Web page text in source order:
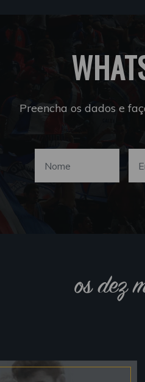
Preencha os dados e
os dez